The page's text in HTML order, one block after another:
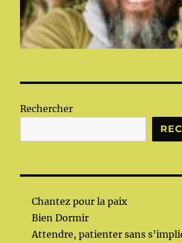
Rechercher
Chantez pour la paix
Bien Dormir
Attendre, patienter sans